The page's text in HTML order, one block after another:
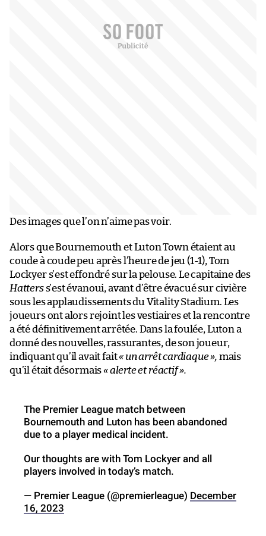
Des images que l’on n’aime pas voir.
Alors que Bournemouth et Luton Town étaient au
coude à coude peu après l’heure de jeu (1-1), Tom
Lockyer s’est effondré sur la pelouse. Le capitaine des
Hatterss’est évanoui, avant d’être évacué sur civière
sous les applaudissements du Vitality Stadium. Les
joueurs ont alors rejoint les vestiaires et la rencontre
a été définitivement arrêtée. Dans la foulée, Luton a
donné des nouvelles, rassurantes, de son joueur,
indiquant qu’il avait fait« un arrêt cardiaque », mais
qu’il était désormais«alerte et réactif».
The Premier League match between
Bournemouth and Luton has been abandoned
due to a player medical incident.
Our thoughts are with Tom Lockyer and all
players involved in today’s match.
— Premier League (@premierleague) December
16, 2023